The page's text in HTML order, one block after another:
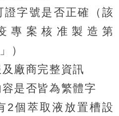
證字號是否正確（該
專案核准製造第
）
廠商完整資訊
是否皆為繁體字
2個萃取液放置槽設